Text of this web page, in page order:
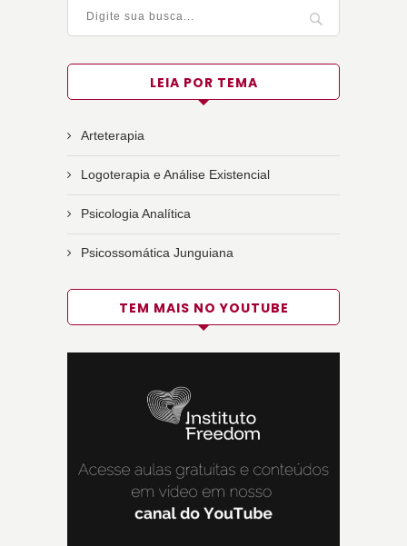
LEIA POR TEMA
Arteterapia
Logoterapia e Análise Existencial
Psicologia Analítica
Psicossomática Junguiana
TEM MAIS NO YOUTUBE